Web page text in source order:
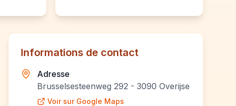
Informations de contact
Adresse
Brusselsesteenweg 292 - 3090 Overijse
Voir sur Google Maps